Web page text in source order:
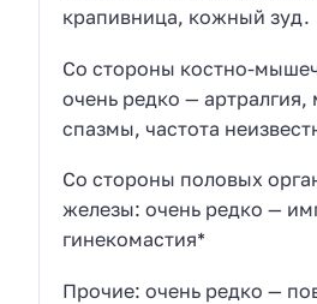
крапивница, кожный зуд.
Со стороны костно-
очень редко —
спазмы, частота
Со стороны половых
железы: очень редко —
гинекомастия*
Прочие: очень редко —